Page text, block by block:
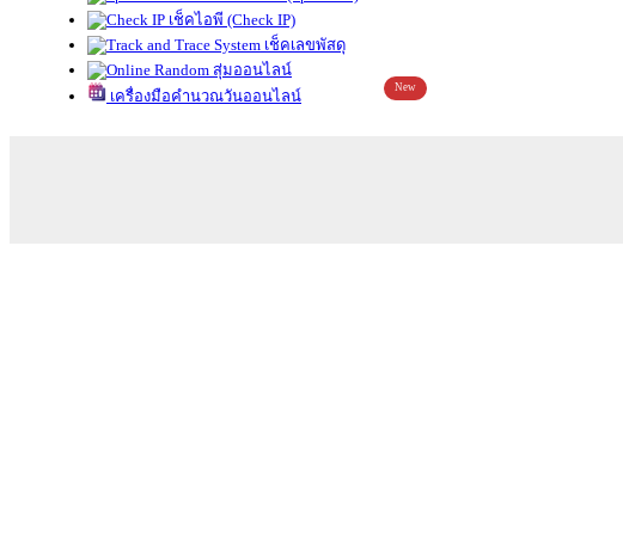
เช็คไอพี (Check IP)
เช็คเลขพัสดุ
สุ่มออนไลน์
เครื่องมือคำนวณวันออนไลน์
New